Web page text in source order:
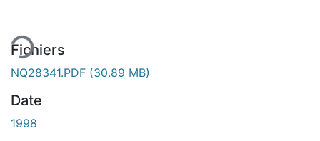
Fichiers
NQ28341.PDF (30.89 MB)
Date
1998